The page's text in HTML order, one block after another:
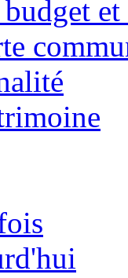
budget